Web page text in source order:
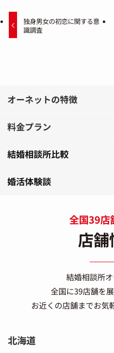
独身男女の初恋に関する意
識調査
オーネットの特徴
料金プラン
結婚相談所比較
婚活体験談
全国39店
店舗
結婚相談所
全国に39店舗を展
お近くの店舗までお気
北海道